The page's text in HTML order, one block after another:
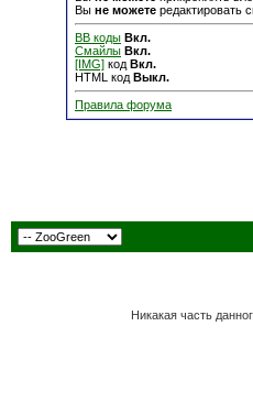
Вы не можете редактировать
BB коды Вкл.
Смайлы Вкл.
[IMG] код Вкл.
HTML код Выкл.
Правила форума
Никакая часть